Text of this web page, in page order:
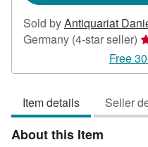
Sold byAntiquariat
Germany (4-star seller)
4
of
5
Free
Item details Seller
About this Item